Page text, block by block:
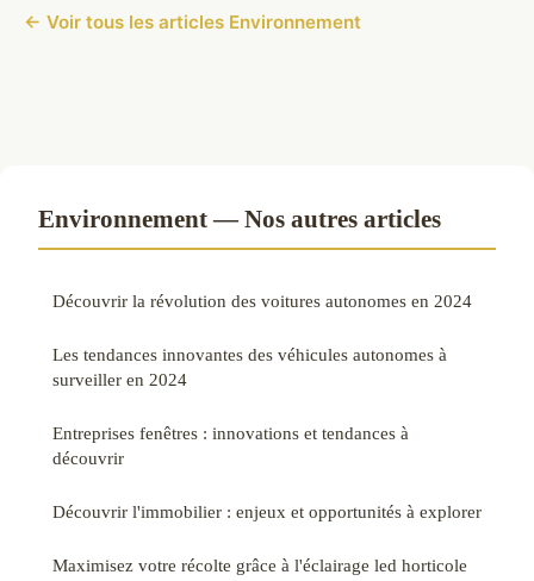
← Voir tous les articles Environnement
Environnement — Nos autres articles
Découvrir la révolution des voitures autonomes en 2024
Les tendances innovantes des véhicules autonomes à
surveiller en 2024
Entreprises fenêtres : innovations et tendances à
découvrir
Découvrir l'immobilier : enjeux et opportunités à explorer
Maximisez votre récolte grâce à l'éclairage led horticole